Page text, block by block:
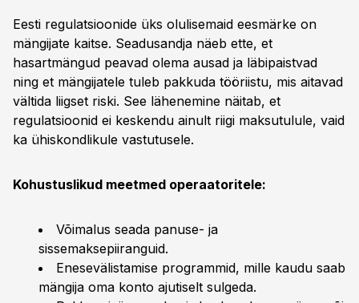
Eesti regulatsioonide üks olulisemaid eesmärke on
mängijate kaitse. Seadusandja näeb ette, et
hasartmängud peavad olema ausad ja läbipaistvad
ning et mängijatele tuleb pakkuda tööriistu, mis aitavad
vältida liigset riski. See lähenemine näitab, et
regulatsioonid ei keskendu ainult riigi maksutulule, vaid
ka ühiskondlikule vastutusele.
Kohustuslikud meetmed operaatoritele:
Võimalus seada panuse- ja
sissemaksepiiranguid.
Enesevälistamise programmid, mille kaudu saab
mängija oma konto ajutiselt sulgeda.